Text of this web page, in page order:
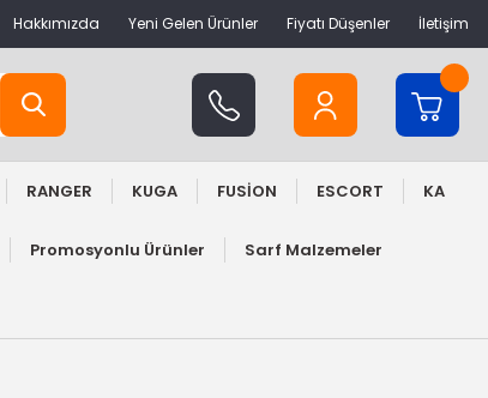
Hakkımızda Yeni Gelen Ürünler Fiyatı Düşenler İletişim
RANGER KUGA FUSİON ESCORT KA
Promosyonlu Ürünler Sarf Malzemeler